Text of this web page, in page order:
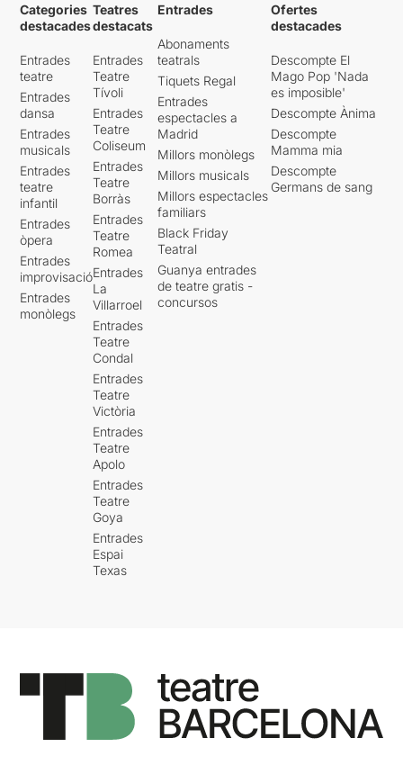
Categories
destacades
Entrades
teatre
Entrades
dansa
Entrades
musicals
Entrades
teatre
infantil
Entrades
òpera
Entrades
improvisació
Entrades
monòlegs
Teatres
destacats
Entrades
Teatre
Tívoli
Entrades
Teatre
Coliseum
Entrades
Teatre
Borràs
Entrades
Teatre
Romea
Entrades
La
Villarroel
Entrades
Teatre
Condal
Entrades
Teatre
Victòria
Entrades
Teatre
Apolo
Entrades
Teatre
Goya
Entrades
Espai
Texas
Entrades
Abonaments
teatrals
Tiquets Regal
Entrades
espectacles a
Madrid
Millors monòlegs
Millors musicals
Millors espectacles
familiars
Black Friday
Teatral
Guanya entrades
de teatre gratis -
concursos
Ofertes
destacades
Descompte El
Mago Pop 'Nada
es imposible'
Descompte Ànima
Descompte
Mamma mia
Descompte
Germans de sang